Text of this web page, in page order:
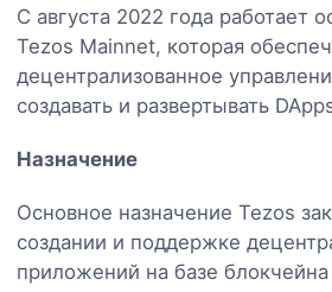
С августа 2022 года работает
Tezos Mainnet, которая
децентрализованное
создавать и развертывать
Назначение
Основное назначение Tezos
создании и поддержке
приложений на базе